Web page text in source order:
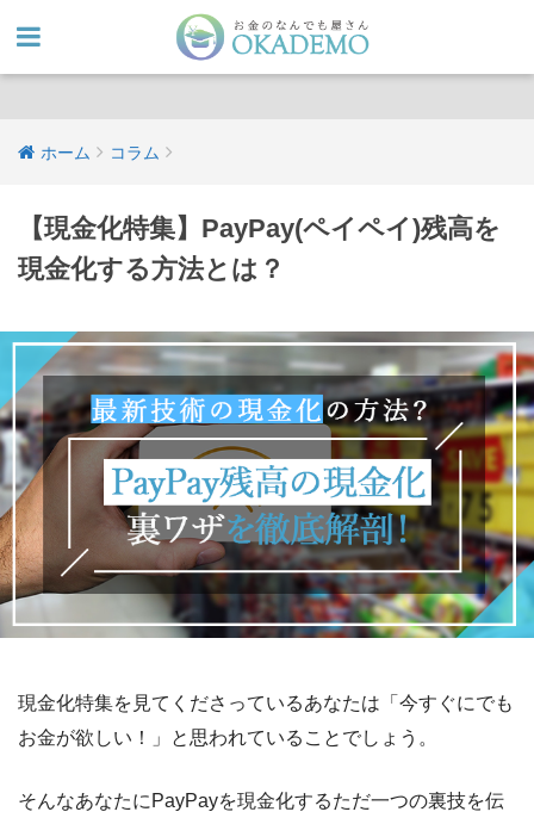
ホーム コラム
【現金化特集】PayPay(ペイペイ)残高を
現金化する方法とは？
現金化特集を見てくださっているあなたは「今すぐにでも
お金が欲しい！」と思われていることでしょう。
そんなあなたにPayPayを現金化するただ一つの裏技を伝